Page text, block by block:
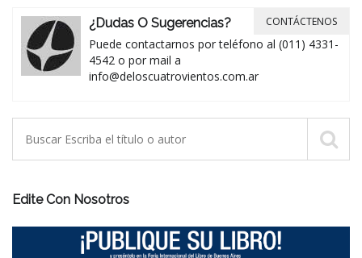
¿Dudas O Sugerencias?
Puede contactarnos por teléfono al (011) 4331-
4542 o por mail a
info@deloscuatrovientos.com.ar
CONTÁCTENOS
Edite Con Nosotros